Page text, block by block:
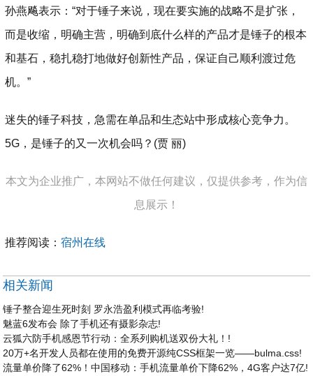
孙燕飚表示：“对于锤子来说，现在要实施的战略不是扩张，
而是收缩，明确主营，明确到底什么样的产品才是锤子的根本
和基石，稳扎稳打地做好创新性产品，保证自己顺利渡过危
机。”
迷失的锤子科技，急需在单品和生态站中形成核心竞争力。
5G，是锤子的又一次机会吗？(贾 丽)
本文为企业推广，本网站不做任何建议，仅提供参考，作为信
息展示！
推荐阅读：宿州在线
相关新闻
锤子整合迎生死时刻 罗永浩盈利模式再临考验!
魅蓝6发布会 除了手机还有摄影杂志!
云狐六防手机感恩节行动：全系列购机送双份大礼！!
20万+名开发人员都在使用的免费开源纯CSS框架一览——bulma.css!
流量单价降了62%！中国移动：手机流量单价下降62%，4G客户达7亿!